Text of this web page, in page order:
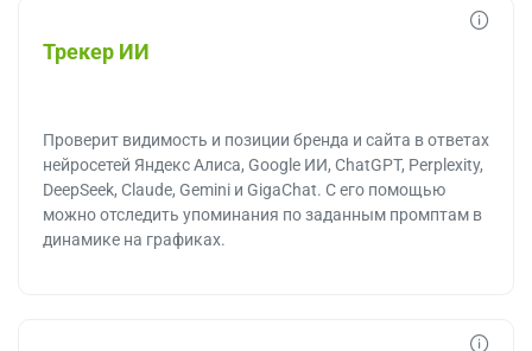
Трекер ИИ
Проверит видимость и позиции бренда и сайта в ответах
нейросетей Яндекс Алиса, Google ИИ, ChatGPT, Perplexity,
DeepSeek, Claude, Gemini и GigaChat. С его помощью
можно отследить упоминания по заданным промптам в
динамике на графиках.